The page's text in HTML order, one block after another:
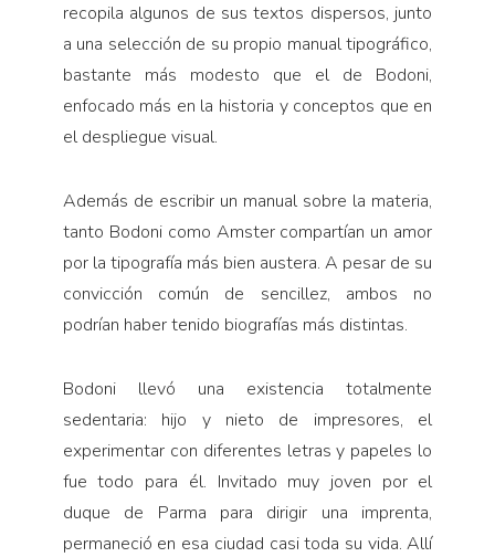
recopila algunos de sus textos dispersos, junto
a una selección de su propio manual tipográfico,
bastante más modesto que el de Bodoni,
enfocado más en la historia y conceptos que en
el despliegue visual.
Además de escribir un manual sobre la materia,
tanto Bodoni como Amster compartían un amor
por la tipografía más bien austera. A pesar de su
convicción común de sencillez, ambos no
podrían haber tenido biografías más distintas.
Bodoni llevó una existencia totalmente
sedentaria: hijo y nieto de impresores, el
experimentar con diferentes letras y papeles lo
fue todo para él. Invitado muy joven por el
duque de Parma para dirigir una imprenta,
permaneció en esa ciudad casi toda su vida. Allí